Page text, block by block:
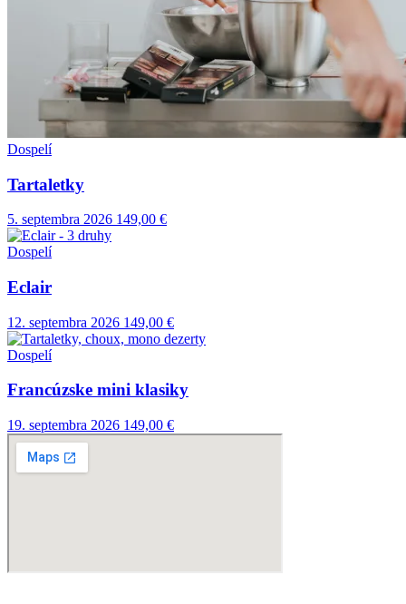
Dospelí
Tartaletky
5. septembra 2026 149,00 €
Dospelí
Eclair
12. septembra 2026 149,00 €
Dospelí
Francúzske mini klasiky
19. septembra 2026 149,00 €